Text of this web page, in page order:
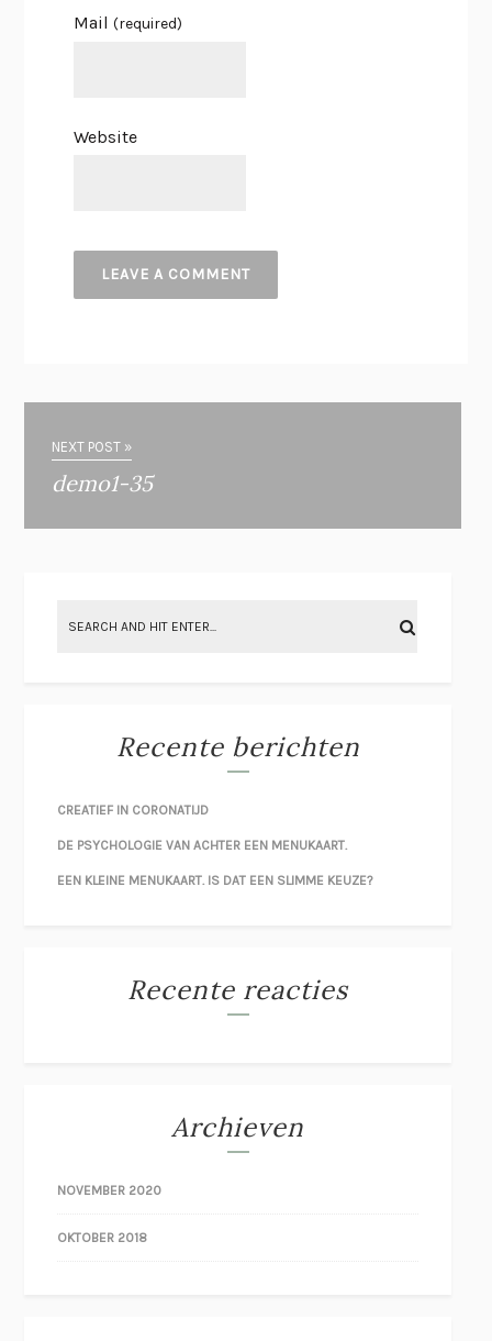
Mail(required)
Website
NEXT POST »
demo1-35
Recente berichten
CREATIEF IN CORONATIJD
DE PSYCHOLOGIE VAN ACHTER EEN MENUKAART.
EEN KLEINE MENUKAART. IS DAT EEN SLIMME KEUZE?
Recente reacties
Archieven
NOVEMBER 2020
OKTOBER 2018